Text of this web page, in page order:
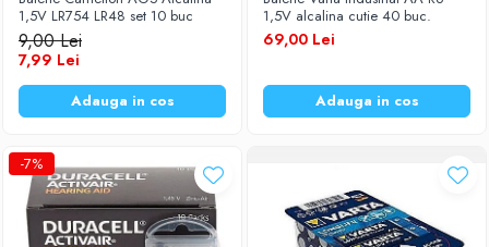
Becuri LED
Aplice LED
Lanterne
Lampi
Electrice
Convertoare tensiune
Prelungitoare
Baterii Zinc-Aer
1,5V LR754 LR48 set 10 buc
9,00 Lei
7,99 Lei
Adauga in cos
1,5V alcalina cutie 40 buc.
69,00 Lei
Adauga in cos
-7%